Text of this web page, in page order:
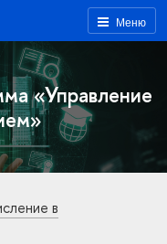
Меню
«Управление
в